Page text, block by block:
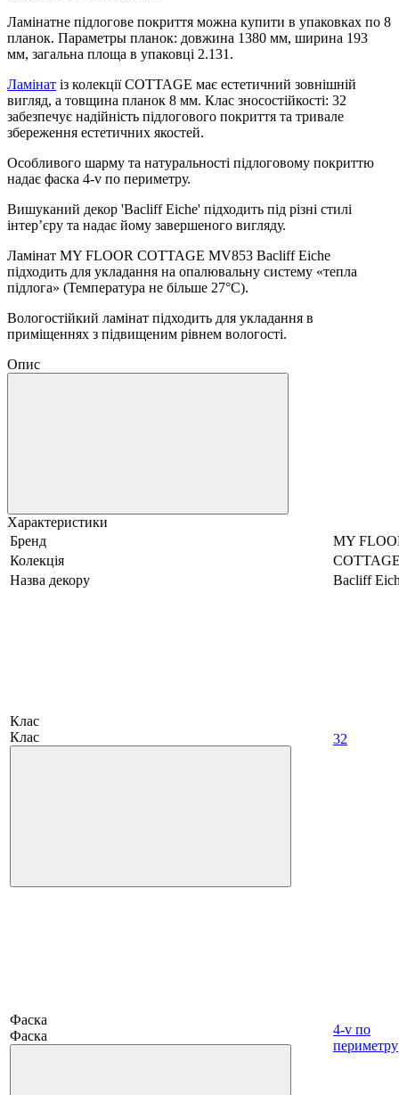
Ламінатне підлогове покриття можна купити в упаковках по 8
планок. Параметры планок: довжина 1380 мм, ширина 193
мм, загальна площа в упаковці 2.131.
Ламінат із колекції COTTAGE має естетичний зовнішній
вигляд, а товщина планок 8 мм. Клас зносостійкості: 32
забезпечує надійність підлогового покриття та тривале
збереження естетичних якостей.
Особливого шарму та натуральності підлоговому покриттю
надає фаска 4-v по периметру.
Вишуканий декор 'Bacliff Eiche' підходить під різні стилі
інтер’єру та надає йому завершеного вигляду.
Ламінат MY FLOOR COTTAGE MV853 Bacliff Eiche
підходить для укладання на опалювальну систему «тепла
підлога» (Температура не більше 27°C).
Вологостійкий ламінат підходить для укладання в
приміщеннях з підвищеним рівнем вологості.
Опис
Характеристики
Бренд
MY
Колекція
Назва декору
Bacliff
Клас
Клас
32
Фаска
Фаска
4-v по
периметру